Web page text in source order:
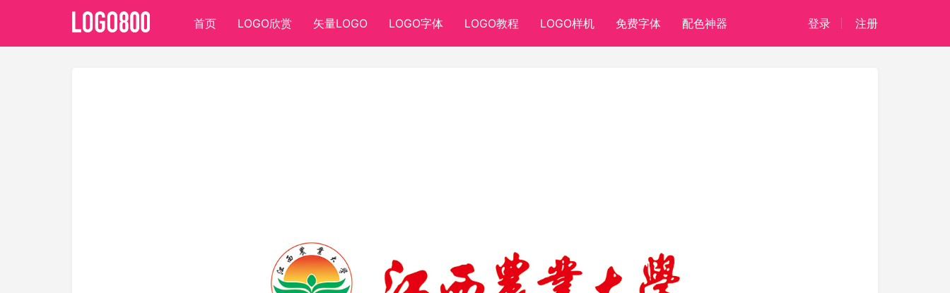
首页 LOGO欣赏 矢量LOGO LOGO字体 LOGO教程 LOGO样机 免费字体 配色神器 登录 注册